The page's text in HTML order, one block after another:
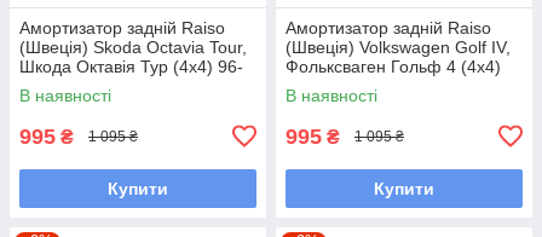
Амортизатор задній Raiso
(Швеція) Skoda Octavia Tour,
Шкода Октавія Тур (4х4) 96-
09 #RS344301 UAHYVKO7
В наявності
995 ₴ 1 095 ₴
Купити
Амортизатор задній Raiso
(Швеція) Volkswagen Golf IV,
Фольксваген Гольф 4 (4х4)
97-05 #RS344301 UAQBART7
В наявності
995 ₴ 1 095 ₴
Купити